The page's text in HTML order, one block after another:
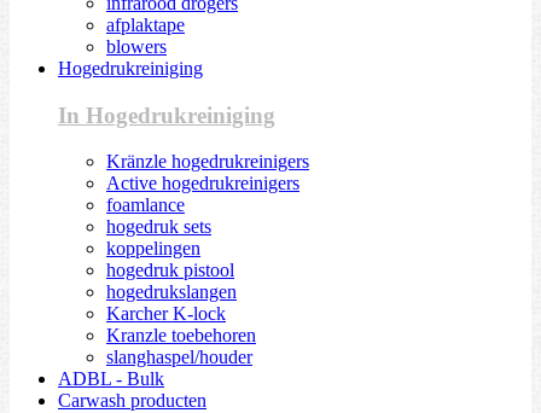
afplaktape
blowers
Hogedrukreiniging
In Hogedrukreiniging
Kränzle hogedrukreinigers
Active hogedrukreinigers
foamlance
hogedruk sets
koppelingen
hogedruk pistool
hogedrukslangen
Karcher K-lock
Kranzle toebehoren
slanghaspel/houder
ADBL - Bulk
Carwash producten